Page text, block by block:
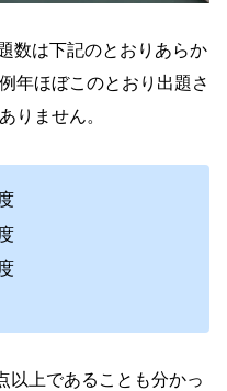
数は下記のとおりあらか
年ほぼこのとおり出題さ
りません。
以上であることも分かっ